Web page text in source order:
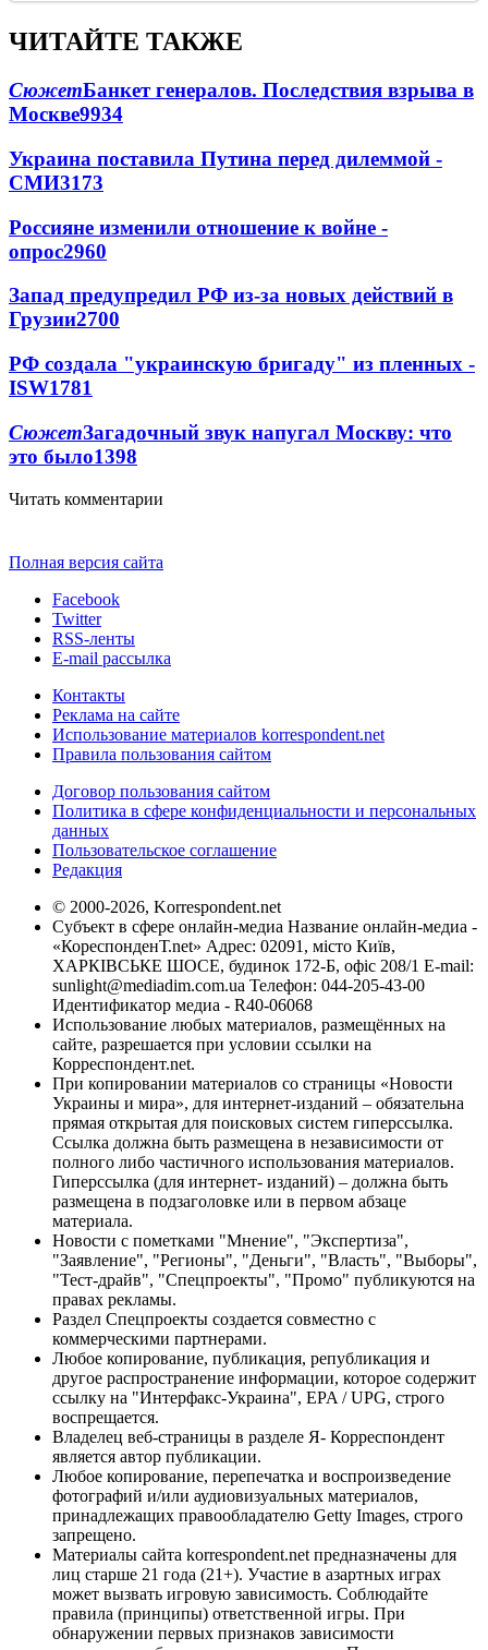
ЧИТАЙТЕ ТАКЖЕ
СюжетБанкет генералов. Последствия взрыва в
Москве9934
Украина поставила Путина перед дилеммой -
СМИ3173
Россияне изменили отношение к войне -
опрос2960
Запад предупредил РФ из-за новых действий в
Грузии2700
РФ создала "украинскую бригаду" из пленных -
ISW1781
СюжетЗагадочный звук напугал Москву: что
это было1398
Читать комментарии
Полная версия сайта
Facebook
Twitter
RSS-ленты
E-mail рассылка
Контакты
Реклама на сайте
Использование материалов korrespondent.net
Правила пользования сайтом
Договор пользования сайтом
Политика в сфере конфиденциальности и персональных
данных
Пользовательское соглашение
Редакция
© 2000-2026, Korrespondent.net
Субъект в сфере онлайн-медиа Название онлайн-медиа -
«КореспонденТ.net» Адрес: 02091, місто Київ,
ХАРКІВСЬКЕ ШОСЕ, будинок 172-Б, офіс 208/1 E-mail:
sunlight@mediadim.com.ua Телефон: 044-205-43-00
Идентификатор медиа - R40-06068
Использование любых материалов, размещённых на
сайте, разрешается при условии ссылки на
Корреспондент.net.
При копировании материалов со страницы «Новости
Украины и мира», для интернет-изданий – обязательна
прямая открытая для поисковых систем гиперссылка.
Ссылка должна быть размещена в независимости от
полного либо частичного использования материалов.
Гиперссылка (для интернет- изданий) – должна быть
размещена в подзаголовке или в первом абзаце
материала.
Новости с пометками "Мнение", "Экспертиза",
"Заявление", "Регионы", "Деньги", "Власть", "Выборы",
"Тест-драйв", "Спецпроекты", "Промо" публикуются на
правах рекламы.
Раздел Спецпроекты создается совместно с
коммерческими партнерами.
Любое копирование, публикация, републикация и
другое распространение информации, которое содержит
ссылку на "Интерфакс-Украина", EPA / UPG, строго
воспрещается.
Владелец веб-страницы в разделе Я- Корреспондент
является автор публикации.
Любое копирование, перепечатка и воспроизведение
фотографий и/или аудиовизуальных материалов,
принадлежащих правообладателю Getty Images, строго
запрещено.
Материалы сайта korrespondent.net предназначены для
лиц старше 21 года (21+). Участие в азартных играх
может вызвать игровую зависимость. Соблюдайте
правила (принципы) ответственной игры. При
обнаружении первых признаков зависимости